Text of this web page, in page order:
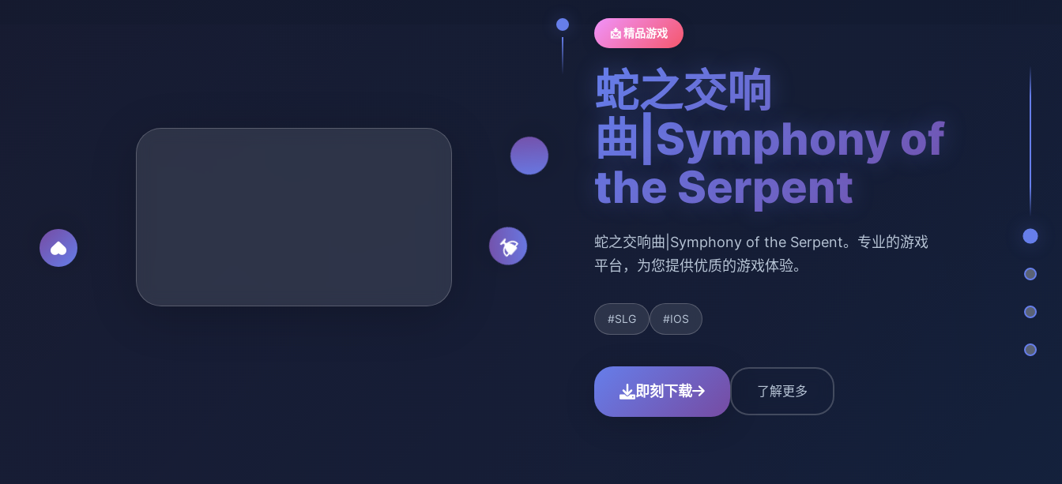
📩 精品游戏
蛇之交响
曲|Symphony of
the Serpent
蛇之交响曲|Symphony of the Serpent。专业的游戏
平台，为您提供优质的游戏体验。
#SLG #IOS
即刻下载 了解更多